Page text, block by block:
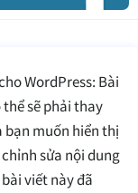
WordPress: Bài
sẽ phải thay
muốn hiển thị
sửa nội dung
viết này đã